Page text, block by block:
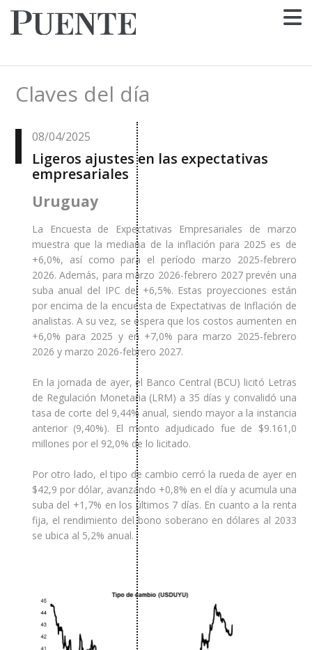
Claves del día
08/04/2025
Ligeros ajustes en las expectativas
empresariales
Uruguay
La Encuesta de Expectativas Empresariales de marzo
muestra que la mediana de la inflación para 2025 es de
+6,0%, así como para el período marzo 2025-febrero
2026. Además, para marzo 2026-febrero 2027 prevén una
suba anual del IPC del +6,5%. Estas proyecciones están
por encima de la encuesta de Expectativas de Inflación de
analistas. A su vez, se espera que los costos aumenten en
+6,0% para 2025 y en +7,0% para marzo 2025-febrero
2026 y marzo 2026-febrero 2027.
En la jornada de ayer, el Banco Central (BCU) licitó Letras
de Regulación Monetaria (LRM) a 35 días y convalidó una
tasa de corte del 9,44% anual, siendo mayor a la instancia
anterior (9,40%). El monto adjudicado fue de $9.161,0
millones por el 92,0% de lo licitado.
Por otro lado, el tipo de cambio cerró la rueda de ayer en
$42,9 por dólar, avanzando +0,8% en el día y acumula una
suba del +1,7% en los últimos 7 días. En cuanto a la renta
fija, el rendimiento del bono soberano en dólares al 2033
se ubica al 5,2% anual.